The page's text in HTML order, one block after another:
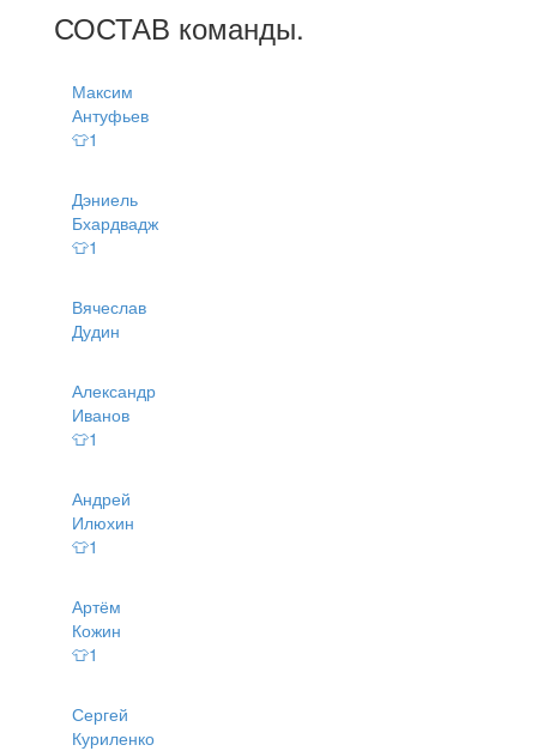
СОСТАВ команды.
Максим
Антуфьев
👕1
Дэниель
Бхардвадж
👕1
Вячеслав
Дудин
Александр
Иванов
👕1
Андрей
Илюхин
👕1
Артём
Кожин
👕1
Сергей
Куриленко